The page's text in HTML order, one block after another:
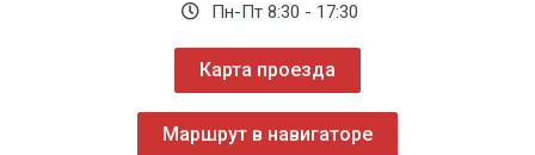
Пн-Пт 8:30 - 17:30
Карта проезда
Маршрут в навигаторе